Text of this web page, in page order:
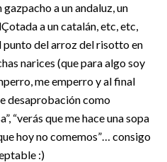
a un andaluz, un
a un catalán, etc, etc,
punto del arroz del risotto en
narices (que para algo soy
me emperro y al final
desaprobación como
“verás que me hace una sopa
hoy no comemos”… consigo
:)